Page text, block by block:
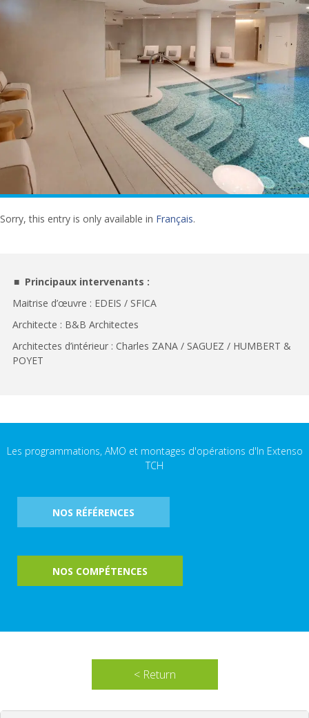
Sorry, this entry is only available in Français.
Principaux intervenants :
Maitrise d’œuvre : EDEIS / SFICA
Architecte : B&B Architectes
Architectes d’intérieur : Charles ZANA / SAGUEZ / HUMBERT &
POYET
Les programmations, AMO et montages d'opérations d'In Extenso
TCH
NOS RÉFÉRENCES
NOS COMPÉTENCES
< Return